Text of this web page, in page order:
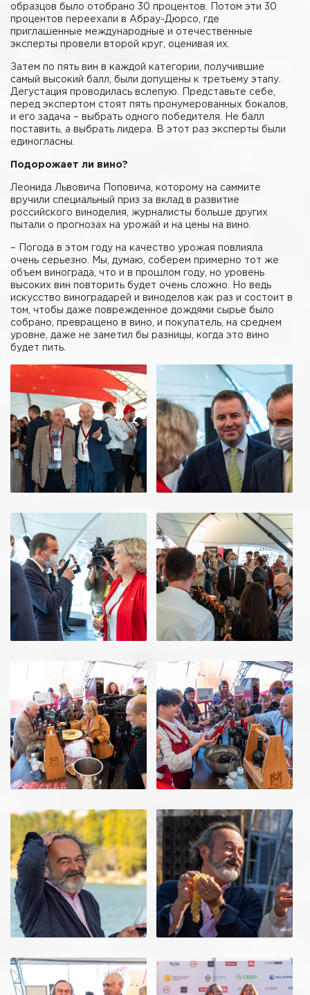
образцов было отобрано 30 процентов. Потом эти 30
процентов переехали в Абрау-Дюрсо, где
приглашенные международные и отечественные
эксперты провели второй круг, оценивая их.
Затем по пять вин в каждой категории, получившие
самый высокий балл, были допущены к третьему этапу.
Дегустация проводилась вслепую. Представьте себе,
перед экспертом стоят пять пронумерованных бокалов,
и его задача – выбрать одного победителя. Не балл
поставить, а выбрать лидера. В этот раз эксперты были
единогласны.
Подорожает ли вино?
Леонида Львовича Поповича, которому на саммите
вручили специальный приз за вклад в развитие
российского виноделия, журналисты больше других
пытали о прогнозах на урожай и на цены на вино.
– Погода в этом году на качество урожая повлияла
очень серьезно. Мы, думаю, соберем примерно тот же
объем винограда, что и в прошлом году, но уровень
высоких вин повторить будет очень сложно. Но ведь
искусство виноградарей и виноделов как раз и состоит в
том, чтобы даже поврежденное дождями сырье было
собрано, превращено в вино, и покупатель, на среднем
уровне, даже не заметил бы разницы, когда это вино
будет пить.